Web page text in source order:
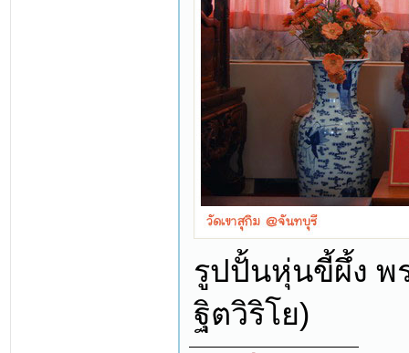
รูปปั้นหุ่นขี้ผึ้ง พ
ฐิตวิริโย)